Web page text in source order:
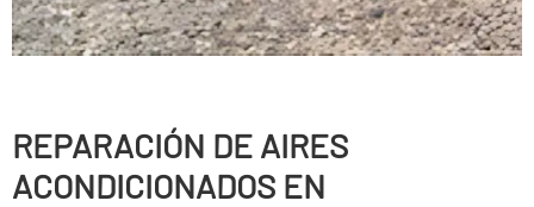
REPARACIÓN DE AIRES
ACONDICIONADOS EN